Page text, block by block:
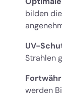
bilden
UV-
Strahlen
werden